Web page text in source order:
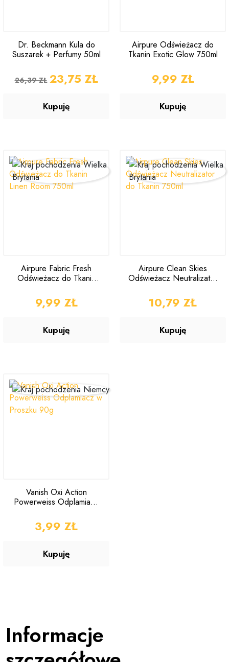
Dr. Beckmann Kula do
Suszarek + Perfumy 50ml
CENA PODSTAWOWA
26,39 ZŁ CENA
23,75 ZŁ
Kupuję
Airpure Odświeżacz do
Tkanin Exotic Glow 750ml
CENA
9,99 ZŁ
Kupuję
Airpure Fabric Fresh
Odświeżacz do Tkanin
CENA
9,99 ZŁ
Kupuję
Airpure Clean Skies
Odświeżacz Neutralizator
CENA
10,79 ZŁ
Kupuję
Vanish Oxi Action
Powerweiss Odplamiacz
CENA
3,99 ZŁ
Kupuję
Informacje